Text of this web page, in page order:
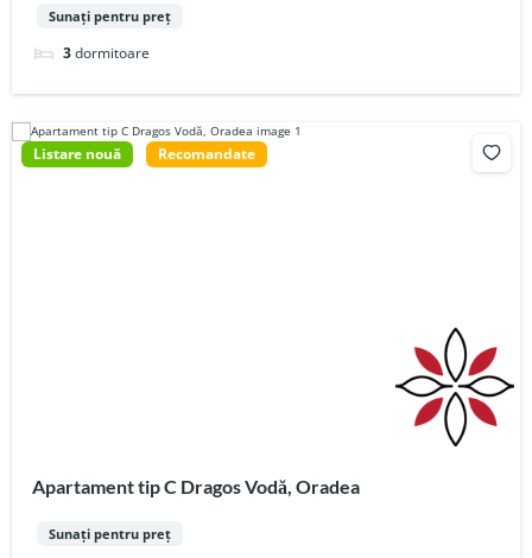
Sunați pentru preț
3dormitoare
Listare nouă Recomandate
Apartament tip C Dragos Vodă, Oradea
Sunați pentru preț